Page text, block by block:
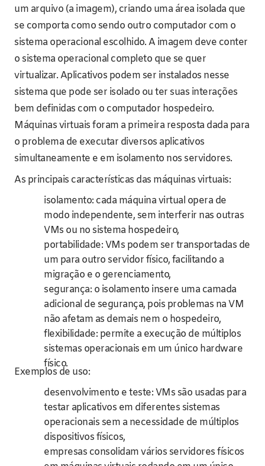
um arquivo (a imagem), criando uma área isolada que
se comporta como sendo outro computador com o
sistema operacional escolhido. A imagem deve conter
o sistema operacional completo que se quer
virtualizar. Aplicativos podem ser instalados nesse
sistema que pode ser isolado ou ter suas interações
bem definidas com o computador hospedeiro.
Máquinas virtuais foram a primeira resposta dada para
o problema de executar diversos aplicativos
simultaneamente e em isolamento nos servidores.
As principais características das máquinas virtuais:
isolamento: cada máquina virtual opera de
modo independente, sem interferir nas outras
VMs ou no sistema hospedeiro,
portabilidade: VMs podem ser transportadas de
um para outro servidor físico, facilitando a
migração e o gerenciamento,
segurança: o isolamento insere uma camada
adicional de segurança, pois problemas na VM
não afetam as demais nem o hospedeiro,
flexibilidade: permite a execução de múltiplos
sistemas operacionais em um único hardware
físico.
Exemplos de uso:
desenvolvimento e teste: VMs são usadas para
testar aplicativos em diferentes sistemas
operacionais sem a necessidade de múltiplos
dispositivos físicos,
empresas consolidam vários servidores físicos